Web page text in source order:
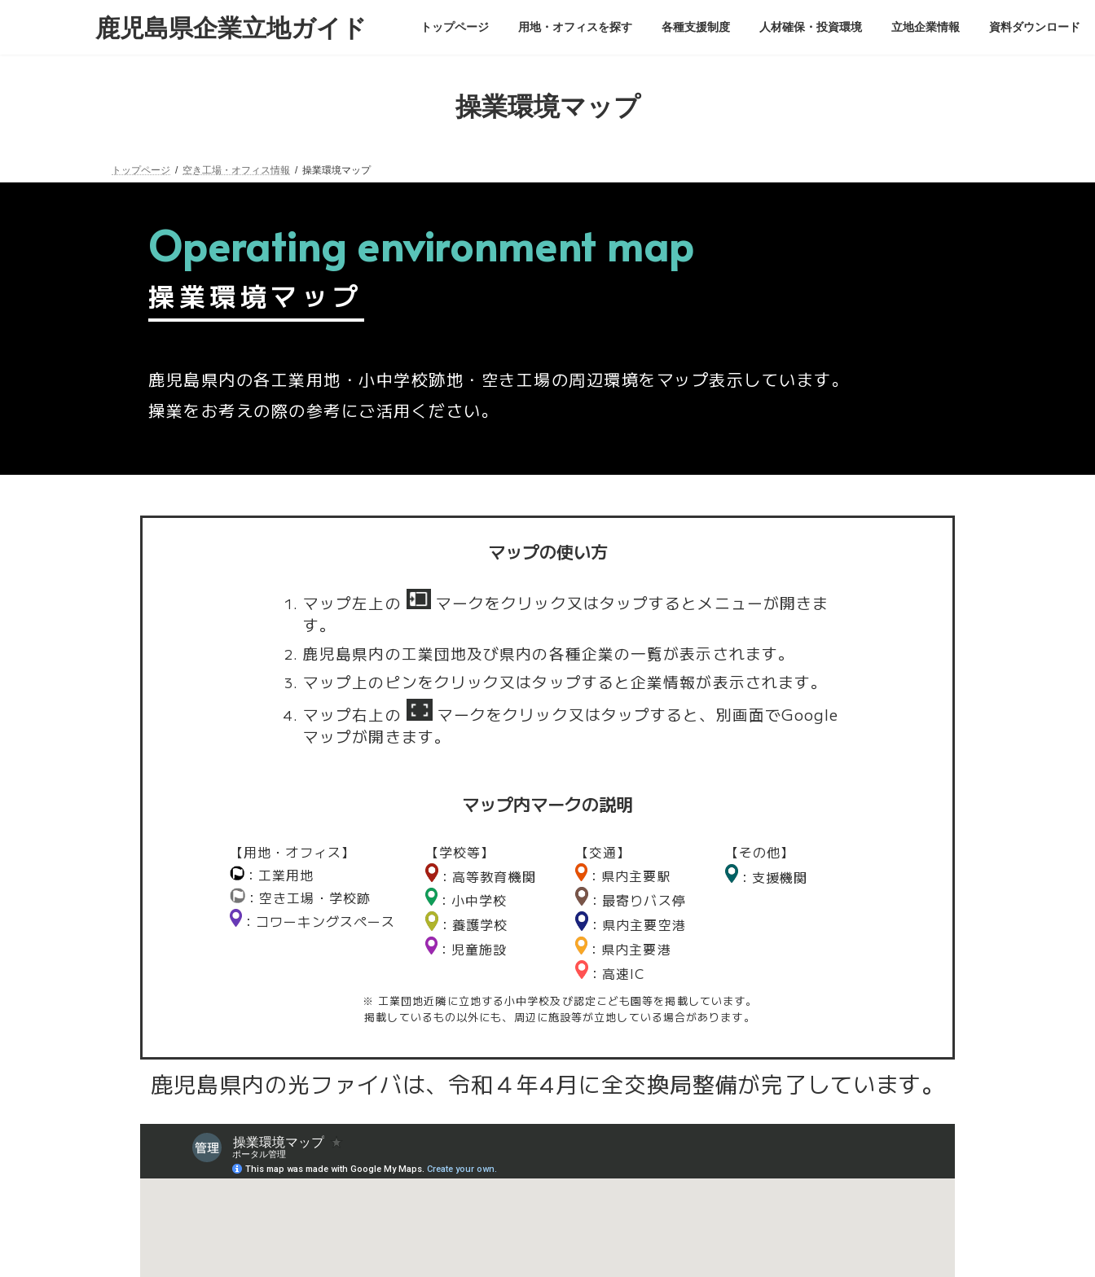
鹿児島県企業立地ガイド トップページ 用地・オフィスを探す 各種支援制度 人材確保・投資環境 立地企業情報 資料ダウンロード
操業環境マップ
トップページ 空き工場・オフィス情報 操業環境マップ
Operating environment map
操業環境マップ
鹿児島県内の各工業用地・小中学校跡地・空き工場の周辺環境をマップ表示しています。
操業をお考えの際の参考にご活用ください。
マップの使い方
マップ左上の
マークをクリック又はタップするとメニューが開きま
す。
鹿児島県内の工業団地及び県内の各種企業の一覧が表示されます。
マップ上のピンをクリック又はタップすると企業情報が表示されます。
マップ右上の
マークをクリック又はタップすると、別画面でGoogle
マップが開きます。
マップ内マークの説明
【用地・オフィス】
：工業用地
：空き工場・学校跡
：コワーキングスペース
【学校等】
：高等教育機関
：小中学校
：養護学校
：児童施設
【交通】
：県内主要駅
：最寄りバス停
：県内主要空港
：県内主要港
：高速IC
【その他】
：支援機関
※ 工業団地近隣に立地する小中学校及び認定こども園等を掲載しています。
掲載しているもの以外にも、周辺に施設等が立地している場合があります。
鹿児島県内の光ファイバは、令和４年4月に全交換局整備が完了しています。